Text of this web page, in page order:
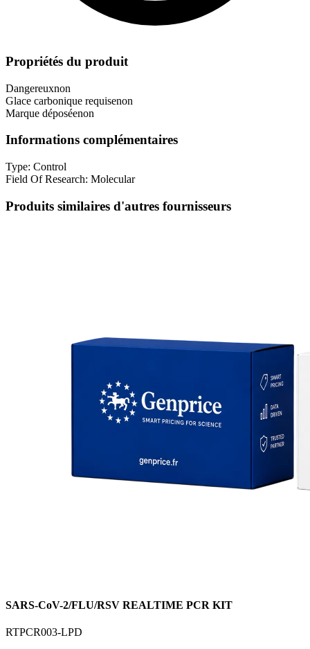
Propriétés du produit
Dangereuxnon
Glace carbonique requisenon
Marque déposéenon
Informations complémentaires
Type: Control
Field Of Research: Molecular
Produits similaires d'autres fournisseurs
SARS-CoV-2/FLU/RSV REALTIME PCR KIT
RTPCR003-LPD